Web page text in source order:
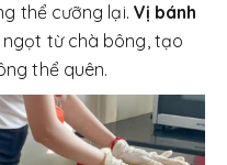
thể cưỡng lại. Vị bánh
ngọt từ chà bông, tạo
thể quên.